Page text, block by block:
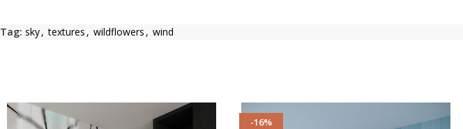
Tag: sky, textures , wildflowers , wind
-16%